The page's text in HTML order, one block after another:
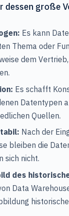
dessen große
Es kann
Thema oder
dem
Es schafft
Datentypen
Quellen.
Nach der
bleiben die
sich nicht.
des
Data